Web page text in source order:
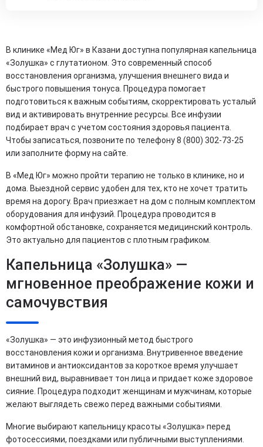
В клинике «Мед Юг» в Казани доступна популярная капельница
«Золушка» с глутатионом. Это современный способ
восстановления организма, улучшения внешнего вида и
быстрого повышения тонуса. Процедура помогает
подготовиться к важным событиям, скорректировать усталый
вид и активировать внутренние ресурсы. Все инфузии
подбирает врач с учетом состояния здоровья пациента.
Чтобы записаться, позвоните по телефону 8 (800) 302-73-25
или заполните форму на сайте.
В «Мед Юг» можно пройти терапию не только в клинике, но и
дома. Выездной сервис удобен для тех, кто не хочет тратить
время на дорогу. Врач приезжает на дом с полным комплектом
оборудования для инфузий. Процедура проводится в
комфортной обстановке, сохраняется медицинский контроль.
Это актуально для пациентов с плотным графиком.
Капельница «Золушка» —
мгновенное преображение кожи и
самочувствия
«Золушка» — это инфузионный метод быстрого
восстановления кожи и организма. Внутривенное введение
витаминов и антиоксидантов за короткое время улучшает
внешний вид, выравнивает тон лица и придает коже здоровое
сияние. Процедура подходит женщинам и мужчинам, которые
желают выглядеть свежо перед важными событиями.
Многие выбирают капельницу красоты «Золушка» перед
фотосессиями, поездками или публичными выступлениями.